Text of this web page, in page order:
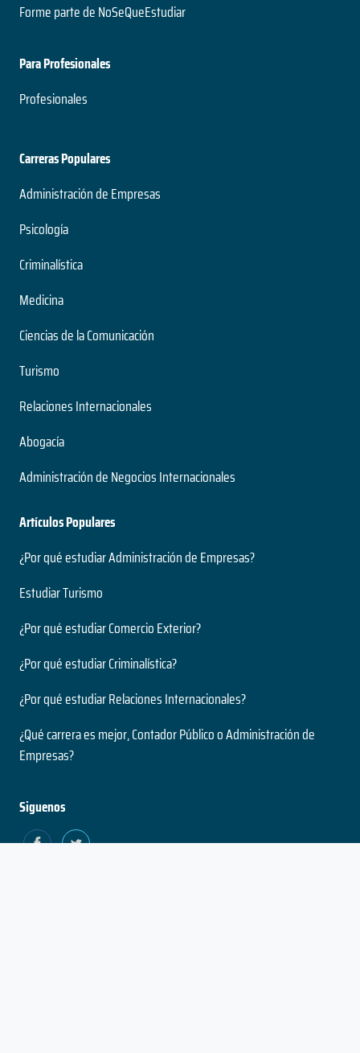
Forme parte de NoSeQueEstudiar
Para Profesionales
Profesionales
Carreras Populares
Administración de Empresas
Psicología
Criminalística
Medicina
Ciencias de la Comunicación
Turismo
Relaciones Internacionales
Abogacía
Administración de Negocios Internacionales
Artículos Populares
¿Por qué estudiar Administración de Empresas?
Estudiar Turismo
¿Por qué estudiar Comercio Exterior?
¿Por qué estudiar Criminalística?
¿Por qué estudiar Relaciones Internacionales?
¿Qué carrera es mejor, Contador Público o Administración de
Empresas?
Siguenos